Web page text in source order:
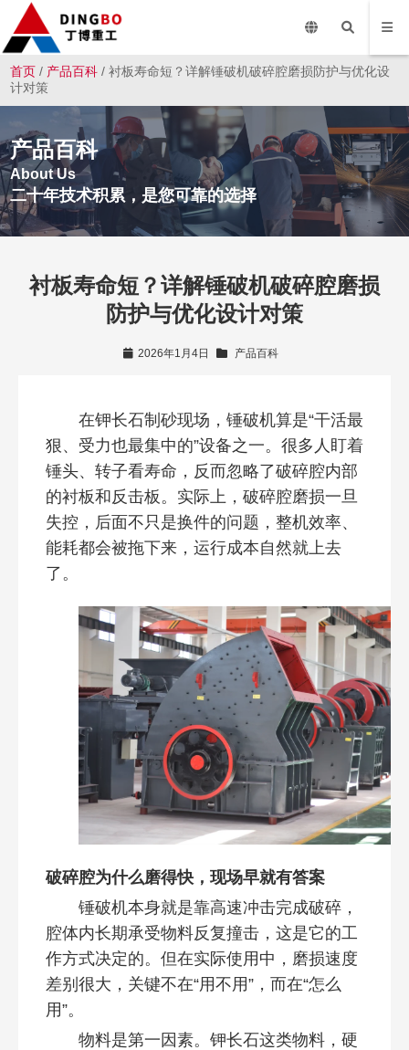
首页 / 产品百科 / 衬板寿命短？详解锤破机破碎腔磨损防护与优化设
计对策
产品百科
About Us
二十年技术积累，是您可靠的选择
衬板寿命短？详解锤破机破碎腔磨损
防护与优化设计对策
2026年1月4日 产品百科
在钾长石制砂现场，锤破机算是“干活最
狠、受力也最集中的”设备之一。很多人盯着
锤头、转子看寿命，反而忽略了破碎腔内部
的衬板和反击板。实际上，破碎腔磨损一旦
失控，后面不只是换件的问题，整机效率、
能耗都会被拖下来，运行成本自然就上去
了。
破碎腔为什么磨得快，现场早就有答案
锤破机本身就是靠高速冲击完成破碎，
腔体内长期承受物料反复撞击，这是它的工
作方式决定的。但在实际使用中，磨损速度
差别很大，关键不在“用不用”，而在“怎么
用”。
物料是第一因素。钾长石这类物料，硬